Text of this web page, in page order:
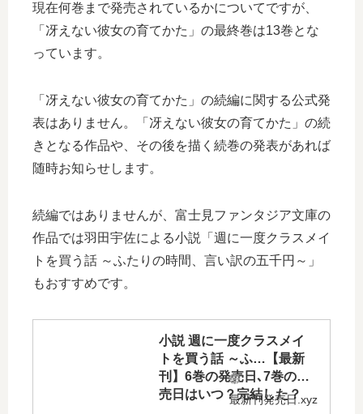
現在何巻まで発売されているかについてですが、
「冴えない彼女の育てかた」の最終巻は13巻とな
っています。
「冴えない彼女の育てかた」の続編に関する公式発
表はありません。「冴えない彼女の育てかた」の続
きとなる作品や、その後を描く続巻の発表があれば
随時お知らせします。
続編ではありませんが、富士見ファンタジア文庫の
作品では羽田宇佐による小説「週に一度クラスメイ
トを買う話 ～ふたりの時間、言い訳の五千円～」
もおすすめです。
小説 週に一度クラスメイ
トを買う話 ～ふ…【最新
刊】6巻の発売日､7巻の発
売日はいつ？完結した？
最新刊発売日.xyz